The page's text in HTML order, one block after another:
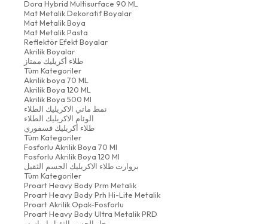
Dora Hybrid Multisurface 90 ML
Mat Metalik Dekoratif Boyalar
Mat Metalik Boya
Mat Metalik Pasta
Reflektör Efekt Boyalar
Akrilik Boyalar
طلاء أكريليك ممتاز
Tüm Kategoriler
Akrilik boya 70 ML
Akrilik Boya 120 ML
Akrilik Boya 500 Ml
نمط ماتي الاكريليك الطلاء
الوئام الاكريليك الطلاء
طلاء أكريليك فسفوري
Tüm Kategoriler
Fosforlu Akrilik Boya 70 Ml
Fosforlu Akrilik Boya 120 Ml
بروارت طلاء الاكريليك الجسم الثقيل
Tüm Kategoriler
Proart Heavy Body Prm Metalik
Proart Heavy Body Prh Hi-Lite Metalik
Proart Akrilik Opak-Fosforlu
Proart Heavy Body Ultra Metalik PRD